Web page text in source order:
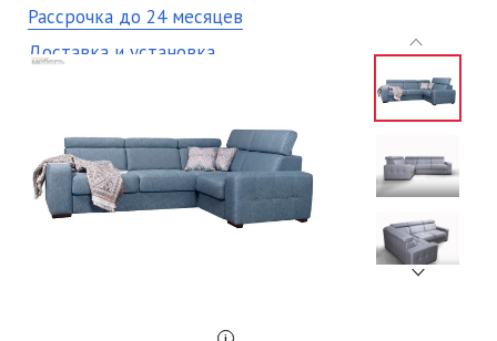
Рассрочка до 24 месяцев
Доставка и установка